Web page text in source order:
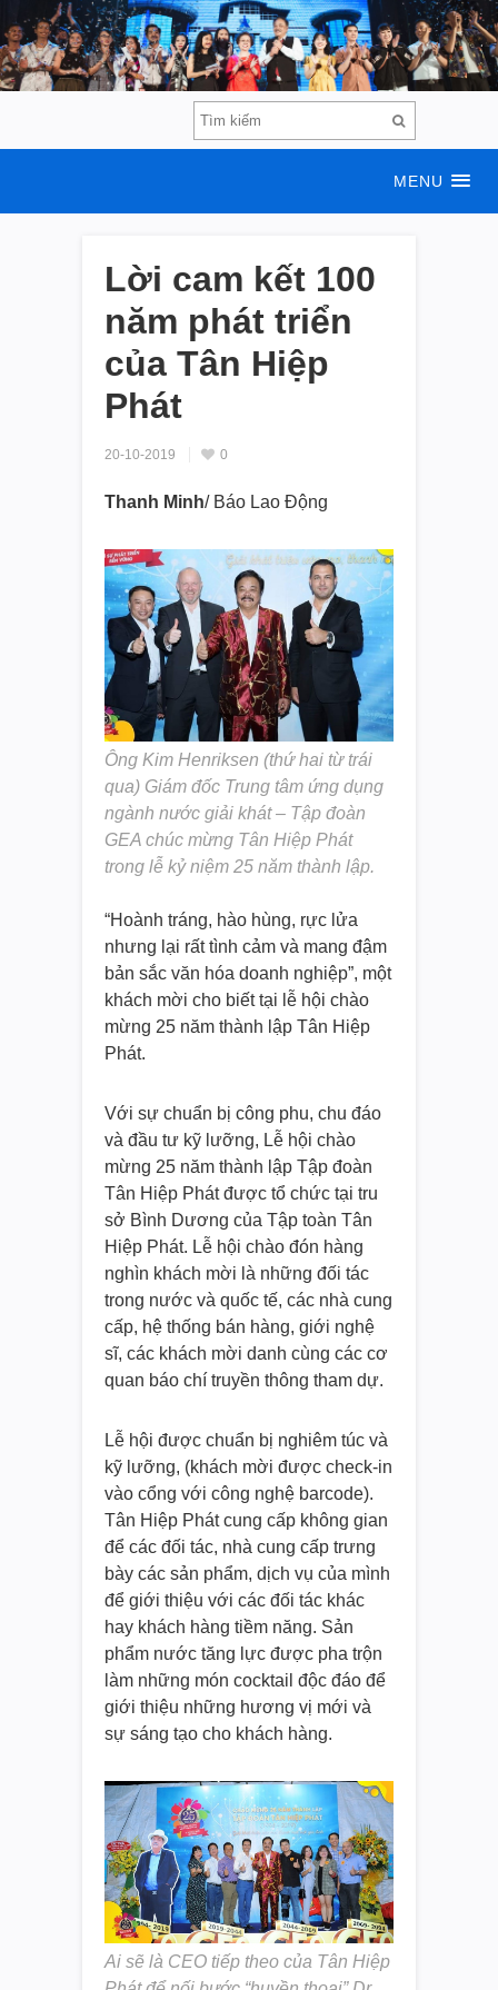
MENU
Lời cam kết 100
năm phát triển
của Tân Hiệp
Phát
20-10-2019 0
Thanh Minh/ Báo Lao Động
Ông Kim Henriksen (thứ hai từ trái
qua) Giám đốc Trung tâm ứng dụng
ngành nước giải khát – Tập đoàn
GEA chúc mừng Tân Hiệp Phát
trong lễ kỷ niệm 25 năm thành lập.
“Hoành tráng, hào hùng, rực lửa
nhưng lại rất tình cảm và mang đậm
bản sắc văn hóa doanh nghiệp”, một
khách mời cho biết tại lễ hội chào
mừng 25 năm thành lập Tân Hiệp
Phát.
Với sự chuẩn bị công phu, chu đáo
và đầu tư kỹ lưỡng, Lễ hội chào
mừng 25 năm thành lập Tập đoàn
Tân Hiệp Phát được tổ chức tại tru
sở Bình Dương của Tập toàn Tân
Hiệp Phát. Lễ hội chào đón hàng
nghìn khách mời là những đối tác
trong nước và quốc tế, các nhà cung
cấp, hệ thống bán hàng, giới nghệ
sĩ, các khách mời danh cùng các cơ
quan báo chí truyền thông tham dự.
Lễ hội được chuẩn bị nghiêm túc và
kỹ lưỡng, (khách mời được check-in
vào cổng với công nghệ barcode).
Tân Hiệp Phát cung cấp không gian
để các đối tác, nhà cung cấp trưng
bày các sản phẩm, dịch vụ của mình
để giới thiệu với các đối tác khác
hay khách hàng tiềm năng. Sản
phẩm nước tăng lực được pha trộn
làm những món cocktail độc đáo để
giới thiệu những hương vị mới và
sự sáng tạo cho khách hàng.
Ai sẽ là CEO tiếp theo của Tân Hiệp